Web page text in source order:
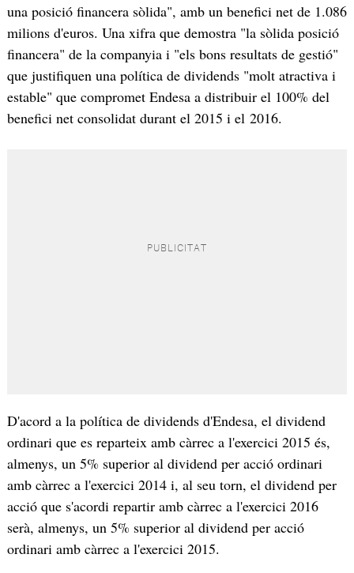
una posició financera sòlida", amb un benefici net de 1.086
milions d'euros. Una xifra que demostra "la sòlida posició
financera" de la companyia i "els bons resultats de gestió"
que justifiquen una política de dividends "molt atractiva i
estable" que compromet Endesa a distribuir el 100% del
benefici net consolidat durant el 2015 i el 2016.
D'acord a la política de dividends d'Endesa, el dividend
ordinari que es reparteix amb càrrec a l'exercici 2015 és,
almenys, un 5% superior al dividend per acció ordinari
amb càrrec a l'exercici 2014 i, al seu torn, el dividend per
acció que s'acordi repartir amb càrrec a l'exercici 2016
serà, almenys, un 5% superior al dividend per acció
ordinari amb càrrec a l'exercici 2015.